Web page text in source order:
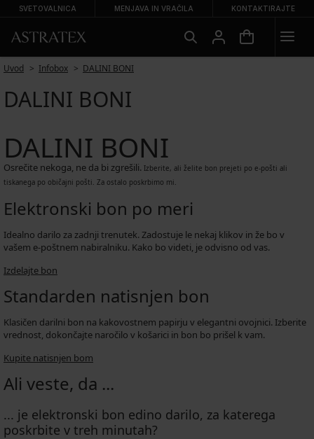
SVETOVALNICA MENJAVA IN VRAČILA KONTAKTIRAJTE
Uvod Infobox DALINI BONI
DALINI BONI
DALINI BONI
Osrečite nekoga, ne da bi zgrešili. Izberite, ali želite bon prejeti po e-pošti ali
tiskanega po običajni pošti. Za ostalo poskrbimo mi.
Elektronski bon po meri
Idealno darilo za zadnji trenutek. Zadostuje le nekaj klikov in že bo v
vašem e-poštnem nabiralniku. Kako bo videti, je odvisno od vas.
Izdelajte bon
Standarden natisnjen bon
Klasičen darilni bon na kakovostnem papirju v elegantni ovojnici. Izberite
vrednost, dokončajte naročilo v košarici in bon bo prišel k vam.
Kupite natisnjen bom
Ali veste, da ...
... je elektronski bon edino darilo, za katerega
poskrbite v treh minutah?